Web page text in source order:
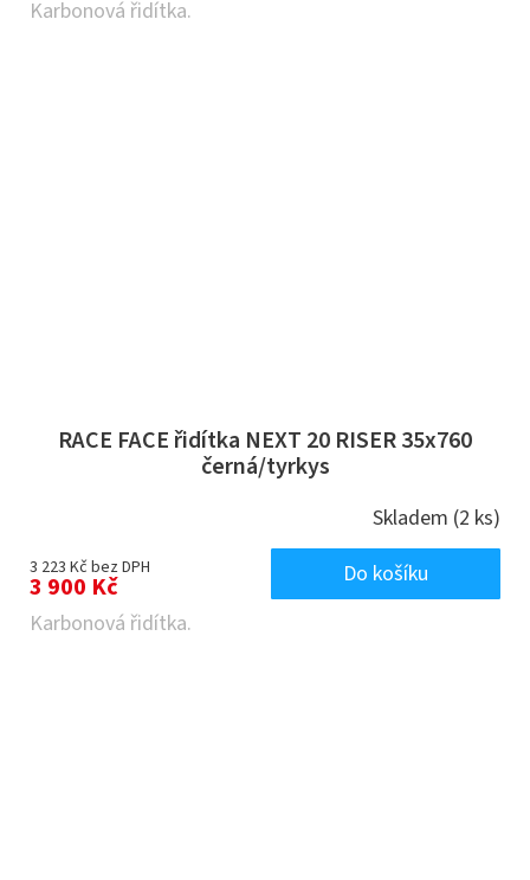
Karbonová řidítka.
RACE FACE řidítka NEXT 20 RISER 35x760
černá/tyrkys
Skladem (2 ks)
3 223 Kč bez DPH
3 900 Kč
Do košíku
Karbonová řidítka.